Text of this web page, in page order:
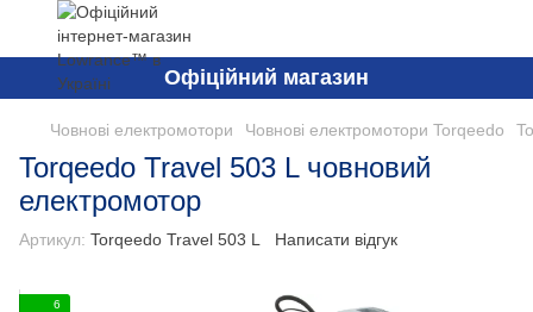
Офіційний магазин
Човнові електромотори Човнові електромотори Torqeedo
Torqeedo Travel 503 L човновий
електромотор
Артикул: Torqeedo Travel 503 L Написати відгук
6